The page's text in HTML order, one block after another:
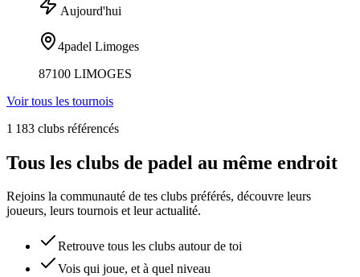
Aujourd'hui
4padel Limoges
87100 LIMOGES
Voir tous les tournois
1 183 clubs référencés
Tous les clubs de padel au même endroit
Rejoins la communauté de tes clubs préférés, découvre leurs
joueurs, leurs tournois et leur actualité.
Retrouve tous les clubs autour de toi
Vois qui joue, et à quel niveau